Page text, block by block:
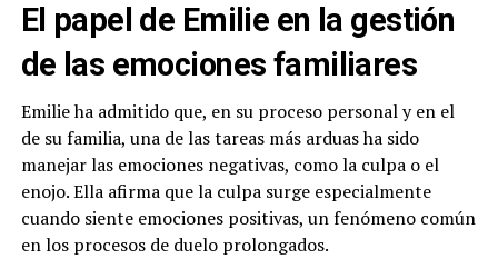
El papel de Emilie en la gestión
de las emociones familiares
Emilie ha admitido que, en su proceso personal y en el
de su familia, una de las tareas más arduas ha sido
manejar las emociones negativas, como la culpa o el
enojo. Ella afirma que la culpa surge especialmente
cuando siente emociones positivas, un fenómeno común
en los procesos de duelo prolongados.